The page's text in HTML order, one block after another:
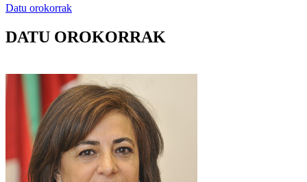
Datu orokorrak
DATU OROKORRAK